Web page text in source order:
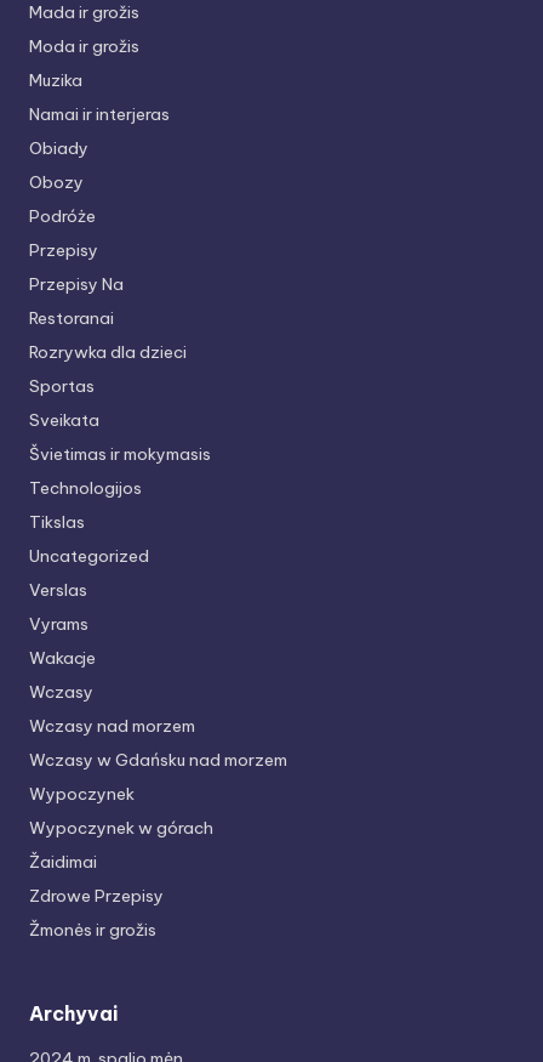
Mada ir grožis
Moda ir grožis
Muzika
Namai ir interjeras
Obiady
Obozy
Podróże
Przepisy
Przepisy Na
Restoranai
Rozrywka dla dzieci
Sportas
Sveikata
Švietimas ir mokymasis
Technologijos
Tikslas
Uncategorized
Verslas
Vyrams
Wakacje
Wczasy
Wczasy nad morzem
Wczasy w Gdańsku nad morzem
Wypoczynek
Wypoczynek w górach
Žaidimai
Zdrowe Przepisy
Žmonės ir grožis
Archyvai